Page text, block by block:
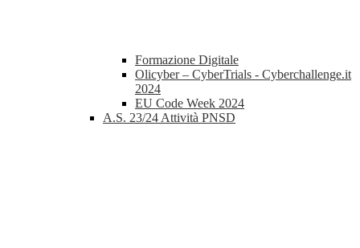
Formazione Digitale
Olicyber – CyberTrials - Cyberchallenge.it
2024
EU Code Week 2024
A.S. 23/24 Attività PNSD